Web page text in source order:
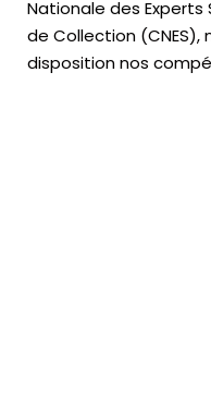
Nationale des Experts
de Collection (CNES),
disposition nos